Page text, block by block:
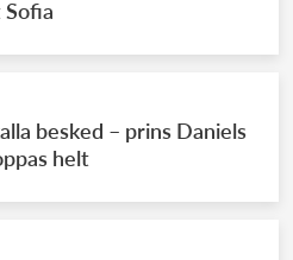
KUNGAHUS
kungahuset
kungahuset
kungahuset
besked – prins Daniels
helt